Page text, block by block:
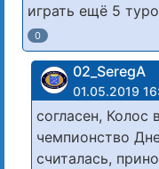
играть ещё 5
0
02_SeregA
01.05.2019
согласен, Колос
чемпионство
считалась,